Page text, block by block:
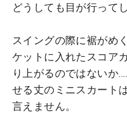
どうしても目が行って
スイングの際に裾がめ
ケットに入れたスコア
り上がるのではないか
せる丈のミニスカート
言えません。